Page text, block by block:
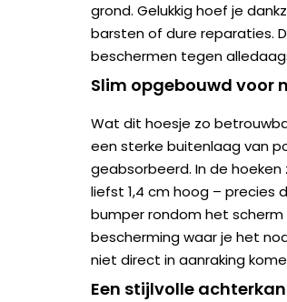
grond. Gelukkig hoef je
barsten of dure reparaties.
beschermen tegen
Slim opgebouwd voor
Wat dit hoesje zo
een sterke buitenlaag van
geabsorbeerd. In de
liefst 1,4 cm hoog – precies
bumper rondom het
bescherming waar je het
niet direct in aanraking
Een stijlvolle